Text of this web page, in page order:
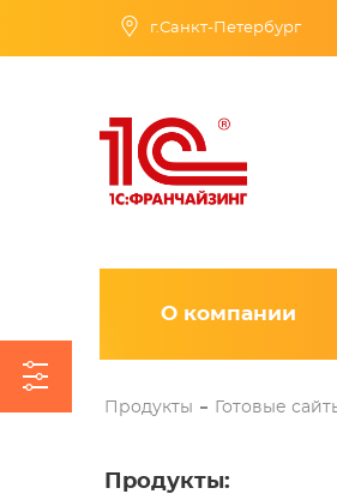
г.Санкт-Петербург
О компании
Продукты Готовые
Продукты: